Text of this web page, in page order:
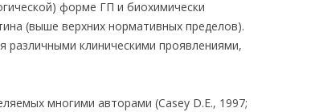
форме ГП и биохимически
(выше верхних нормативных пределов).
клиническими проявлениями,
многими авторами (Casey D.E., 1997;